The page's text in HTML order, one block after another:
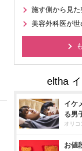
施す側から見
美容外科医が
イケ
る男
オリコ
お値